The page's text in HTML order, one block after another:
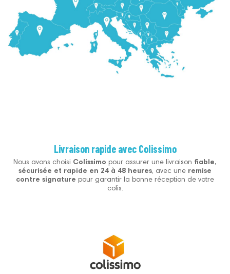
Livraison rapide avec Colissimo
Nous avons choisi Colissimo pour assurer une livraison fiable,
sécurisée et rapide en 24 à 48 heures, avec une remise
contre signature pour garantir la bonne réception de votre
colis.